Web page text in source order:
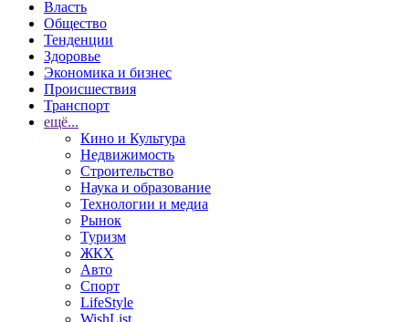
Власть
Общество
Тенденции
Здоровье
Экономика и бизнес
Происшествия
Транспорт
ещё...
Кино и Культура
Недвижимость
Строительство
Наука и образование
Технологии и медиа
Рынок
Туризм
ЖКХ
Авто
Спорт
LifeStyle
WishList